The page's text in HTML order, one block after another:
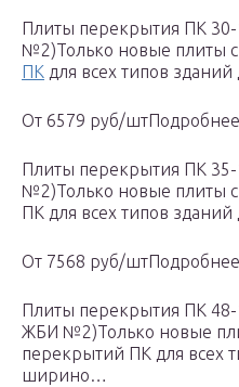
Плиты перекрытия ПК
№2)Только новые плиты с
ПК для всех типов
От 6579 руб/штПодробнее
Плиты перекрытия ПК
№2)Только новые плиты
ПК для всех типов
От 7568 руб/штПодробнее
Плиты перекрытия ПК 48-
ЖБИ №2)Только новые
перекрытий ПК для всех
ширино…